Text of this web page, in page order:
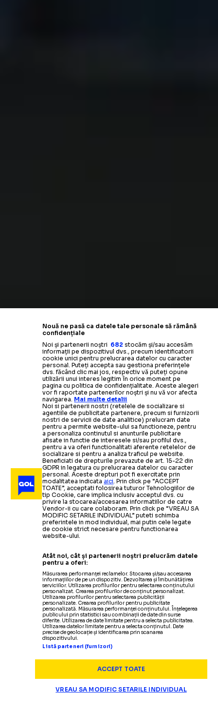
Nouă ne pasă ca datele tale personale să rămână
confidențiale
Noi și partenerii noștri 682 stocăm și/sau accesăm
informații pe dispozitivul dvs., precum identificatorii
cookie unici pentru prelucrarea datelor cu caracter
personal. Puteți accepta sau gestiona preferințele
dvs. făcând clic mai jos, respectiv vă puteți opune
utilizării unui interes legitim în orice moment pe
pagina cu politica de confidențialitate. Aceste alegeri
vor fi raportate partenerilor noștri și nu vă vor afecta
navigarea. Mai multe detalii
Noi si partenerii nostri (retelele de socializare si
agentiile de publicitate partenere, precum si furnizorii
nostri de servicii de date analitice) prelucram date
pentru a permite website-ului sa functioneze, pentru
a personaliza continutul si anunturile publicitare
afisate in functie de interesele si/sau profilul dvs.,
pentru a va oferi functionalitati aferente retelelor de
socializare si pentru a analiza traficul pe website.
Beneficiati de drepturile prevazute de art. 15-22 din
GDPR in legatura cu prelucrarea datelor cu caracter
personal. Aceste drepturi pot fi exercitate prin
modalitatea indicataaici. Prin click pe “ACCEPT
TOATE”, acceptati folosirea tuturor Tehnologiilor de
tip Cookie, care implica inclusiv acceptul dvs. cu
privire la stocarea/accesarea informatiilor de catre
Vendor-ii cu care colaboram. Prin click pe “VREAU SA
MODIFIC SETARILE INDIVIDUAL” puteti schimba
preferintele in mod individual, mai putin cele legate
de cookie strict necesare pentru functionarea
website-ului.
Atât noi, cât și partenerii noștri prelucrăm datele
pentru a oferi:
Măsurarea performanței reclamelor. Stocarea și/sau accesarea
informațiilor de pe un dispozitiv. Dezvoltarea și îmbunătățirea
serviciilor. Utilizarea profilurilor pentru selectarea conținutului
personalizat. Crearea profilurilor de conținut personalizat.
Utilizarea profilurilor pentru selectarea publicității
personalizate. Crearea profilurilor pentru publicitate
personalizată. Măsurarea performanței conținutului. Înțelegerea
publicului prin statistici sau combinații de date din surse
diferite. Utilizarea de date limitate pentru a selecta publicitatea.
Utilizarea datelor limitate pentru a selecta conținutul. Date
precise de geolocație și identificarea prin scanarea
dispozitivului.
Listă parteneri (furnizori)
ACCEPT TOATE
VREAU SA MODIFIC SETARILE INDIVIDUAL